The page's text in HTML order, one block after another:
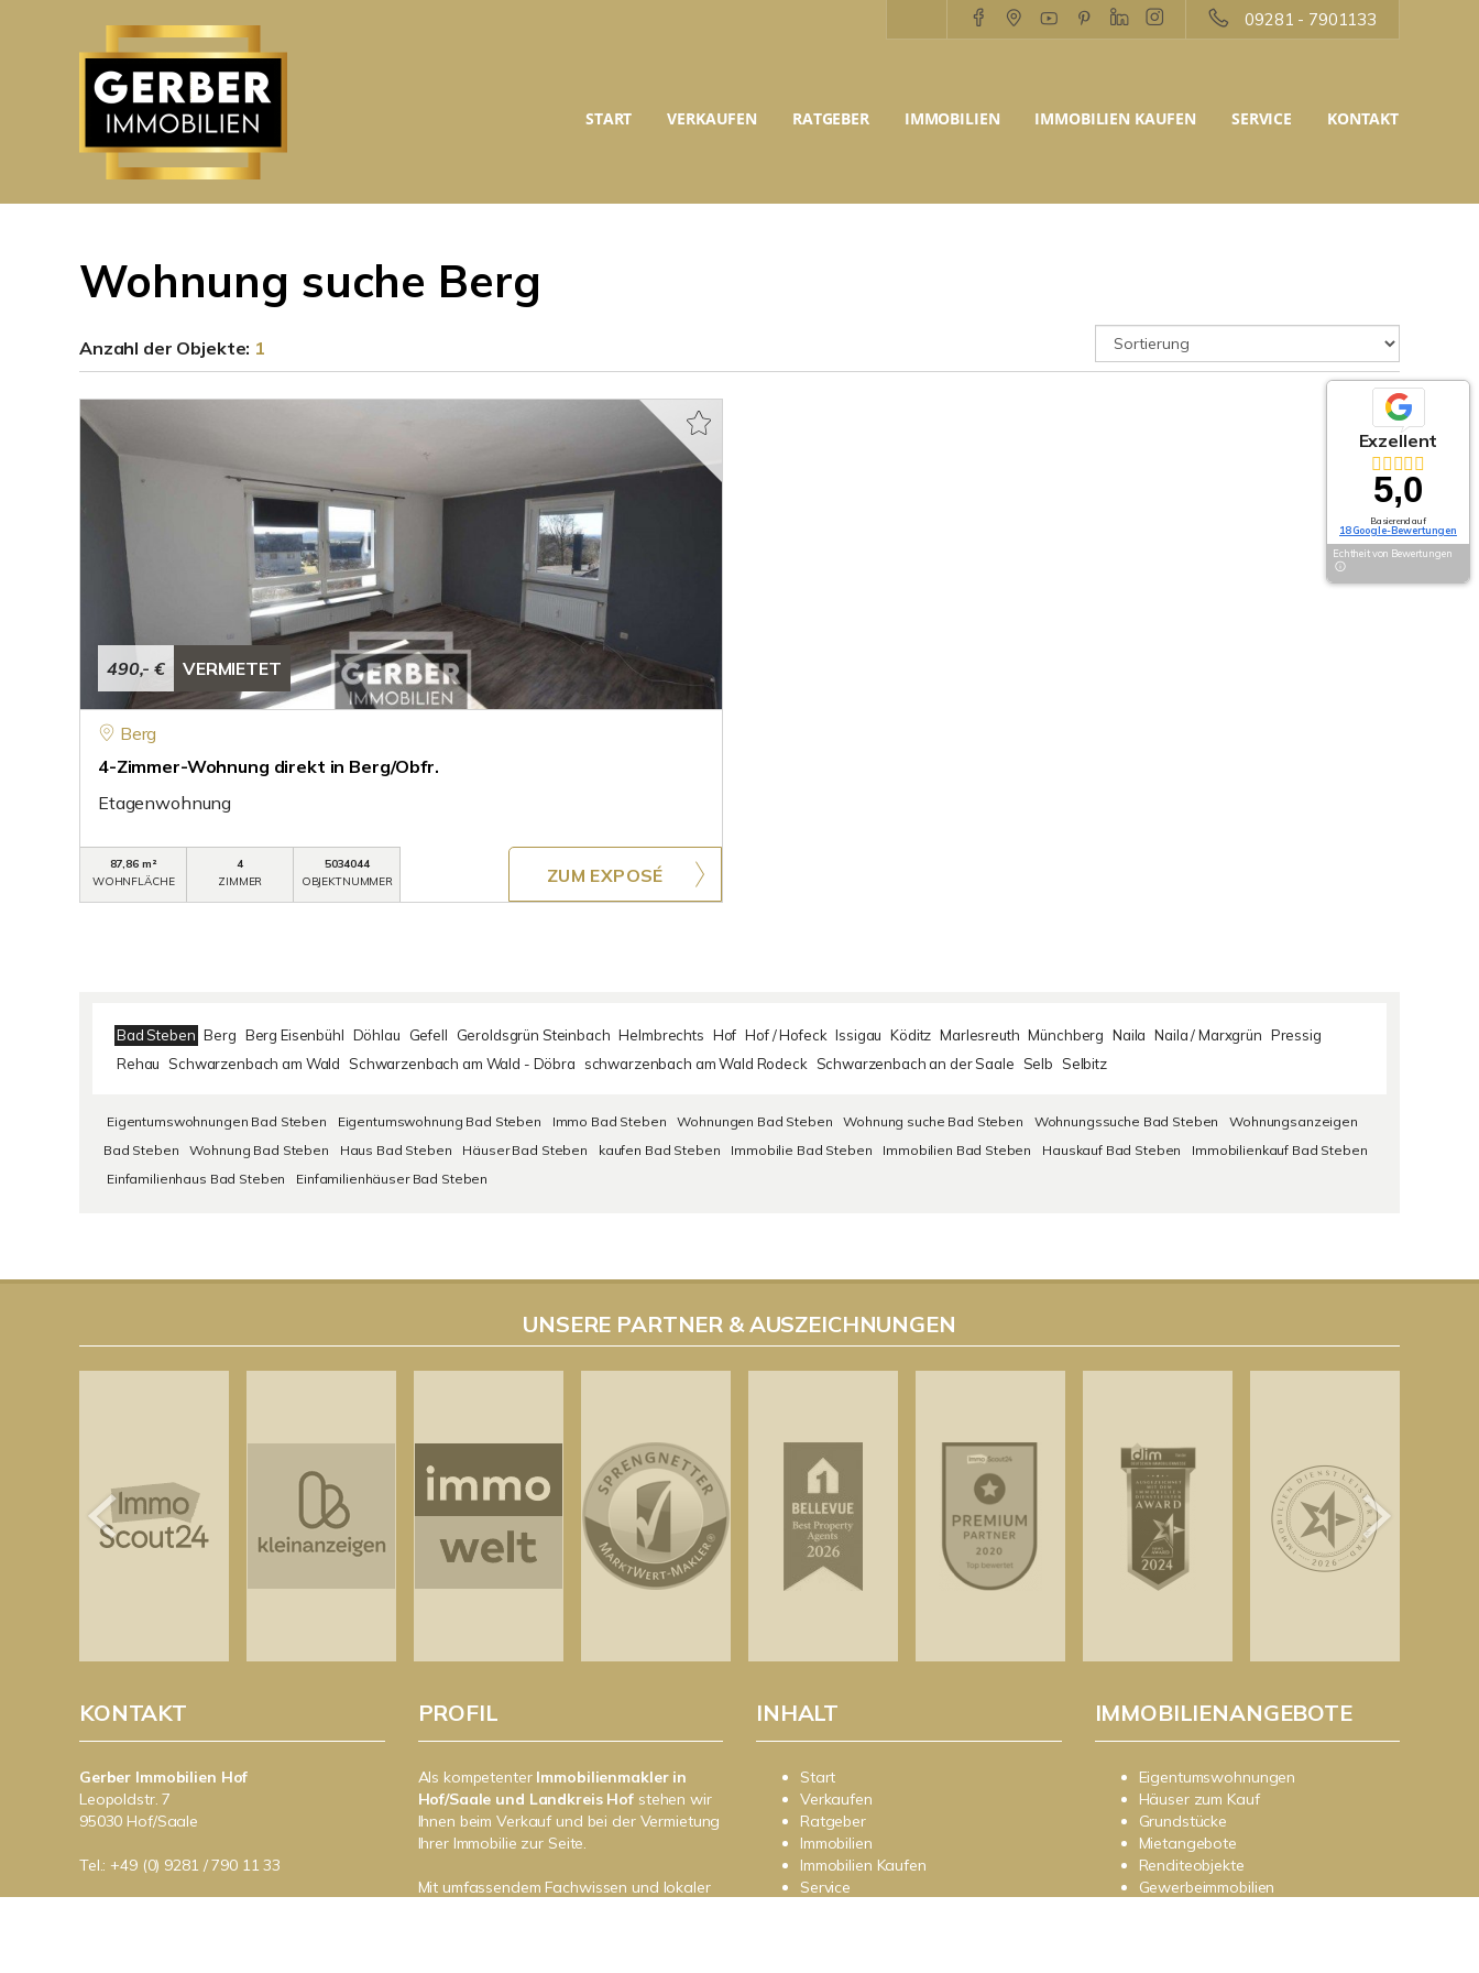
09281 - 7901133
START VERKAUFEN RATGEBER IMMOBILIEN IMMOBILIEN KAUFEN SERVICE KONTAKT
Wohnung suche Berg
Anzahl der Objekte: 1
490,- € VERMIETET
Berg
4-Zimmer-Wohnung direkt in Berg/Obfr.
Etagenwohnung
87,86 m²
WOHNFLÄCHE
4
ZIMMER
5034044
OBJEKTNUMMER
ZUM EXPOSÉ
Bad Steben Berg Berg Eisenbühl Döhlau Gefell Geroldsgrün Steinbach Helmbrechts Hof Hof / Hofeck Issigau Köditz Marlesreuth Münchberg Naila Naila / Marxgrün Pressig
Rehau Schwarzenbach am Wald Schwarzenbach am Wald - Döbra schwarzenbach am Wald Rodeck Schwarzenbach an der Saale Selb Selbitz
Eigentumswohnungen Bad Steben Eigentumswohnung Bad Steben Immo Bad Steben Wohnungen Bad Steben Wohnung suche Bad Steben Wohnungssuche Bad Steben
Wohnungsanzeigen
Bad Steben
Wohnung Bad Steben Haus Bad Steben Häuser Bad Steben kaufen Bad Steben Immobilie Bad Steben Immobilien Bad Steben Hauskauf Bad Steben
Immobilienkauf Bad Steben
Einfamilienhaus Bad Steben
Einfamilienhäuser Bad Steben
Exzellent
5,0
Basierend auf
18 Google-Bewertungen
Echtheit von Bewertungen
UNSERE PARTNER & AUSZEICHNUNGEN
KONTAKT
Gerber Immobilien Hof
Leopoldstr. 7
95030 Hof/Saale
Tel.: +49 (0) 9281 / 790 11 33
PROFIL
Als kompetenter Immobilienmakler in
Hof/Saale und Landkreis Hof stehen wir
Ihnen beim Verkauf und bei der Vermietung
Ihrer Immobilie zur Seite.
Mit umfassendem Fachwissen und lokaler
INHALT
Start
Verkaufen
Ratgeber
Immobilien
Immobilien Kaufen
Service
IMMOBILIENANGEBOTE
Eigentumswohnungen
Häuser zum Kauf
Grundstücke
Mietangebote
Renditeobjekte
Gewerbeimmobilien